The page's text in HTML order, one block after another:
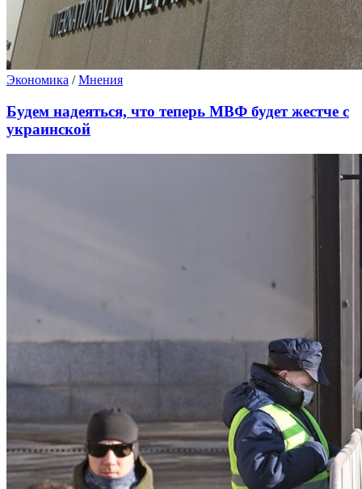
Экономика /Мнения
Будем надеяться, что теперь МВФ будет жестче с
украинской